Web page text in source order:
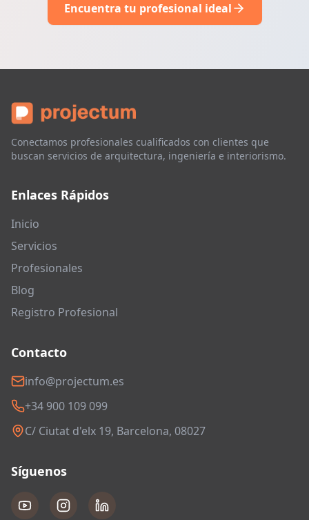
Encuentra tu profesional ideal
Conectamos profesionales cualificados con clientes que
buscan servicios de arquitectura, ingeniería e interiorismo.
Enlaces Rápidos
Inicio
Servicios
Profesionales
Blog
Registro Profesional
Contacto
info@projectum.es
+34 900 109 099
C/ Ciutat d'elx 19, Barcelona, 08027
Síguenos